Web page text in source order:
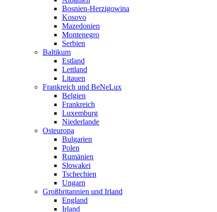
Bosnien-Herzigowina
Kosovo
Mazedonien
Montenegro
Serbien
Baltikum
Estland
Lettland
Litauen
Frankreich und BeNeLux
Belgien
Frankreich
Luxemburg
Niederlande
Osteuropa
Bulgarien
Polen
Rumänien
Slowakei
Tschechien
Ungarn
Großbritannien und Irland
England
Irland